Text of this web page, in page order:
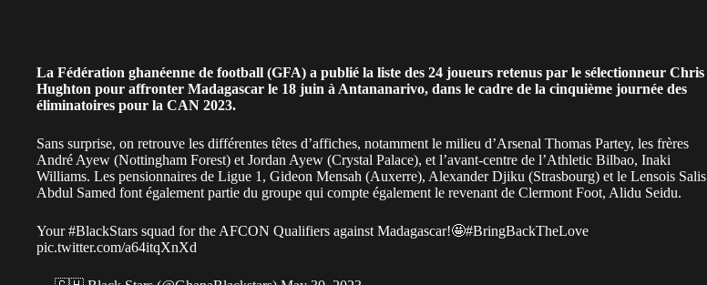
La Fédération ghanéenne de football (GFA) a publié la liste des 24 joueurs retenus par le sélectionneur Chris
Hughton pour affronter Madagascar le 18 juin à Antananarivo, dans le cadre de la cinquième journée des
éliminatoires pour la CAN 2023.
Sans surprise, on retrouve les différentes têtes d’affiches, notamment le milieu d’Arsenal Thomas Partey, les frères
André Ayew (Nottingham Forest) et Jordan Ayew (Crystal Palace), et l’avant-centre de l’Athletic Bilbao, Inaki
Williams. Les pensionnaires de Ligue 1, Gideon Mensah (Auxerre), Alexander Djiku (Strasbourg) et le Lensois Salis
Abdul Samed font également partie du groupe qui compte également le revenant de Clermont Foot, Alidu Seidu.
Your#BlackStars squad for the AFCON Qualifiers against Madagascar!🤩#BringBackTheLove
pic.twitter.com/a64itqXnXd